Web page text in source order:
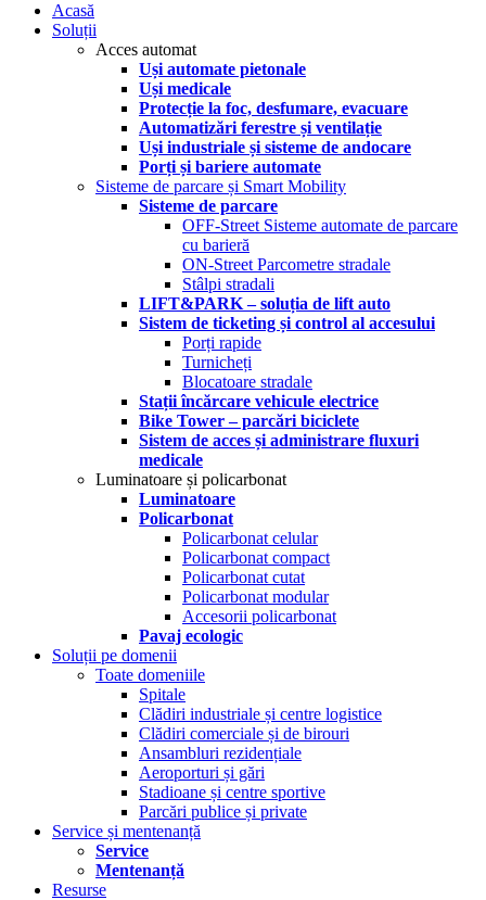
Acasă
Soluții
Acces automat
Uși automate pietonale
Uși medicale
Protecție la foc, desfumare, evacuare
Automatizări ferestre și ventilație
Uși industriale și sisteme de andocare
Porți și bariere automate
Sisteme de parcare și Smart Mobility
Sisteme de parcare
OFF-Street Sisteme automate de parcare
cu barieră
ON-Street Parcometre stradale
Stâlpi stradali
LIFT&PARK – soluția de lift auto
Sistem de ticketing și control al accesului
Porți rapide
Turnicheți
Blocatoare stradale
Stații încărcare vehicule electrice
Bike Tower – parcări biciclete
Sistem de acces și administrare fluxuri
medicale
Luminatoare și policarbonat
Luminatoare
Policarbonat
Policarbonat celular
Policarbonat compact
Policarbonat cutat
Policarbonat modular
Accesorii policarbonat
Pavaj ecologic
Soluții pe domenii
Toate domeniile
Spitale
Clădiri industriale și centre logistice
Clădiri comerciale și de birouri
Ansambluri rezidențiale
Aeroporturi și gări
Stadioane și centre sportive
Parcări publice și private
Service și mentenanță
Service
Mentenanță
Resurse